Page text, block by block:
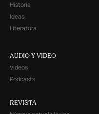
Historia
Ideas
Literatura
AUDIO Y VIDEO
Videos
Podcasts
REVISTA